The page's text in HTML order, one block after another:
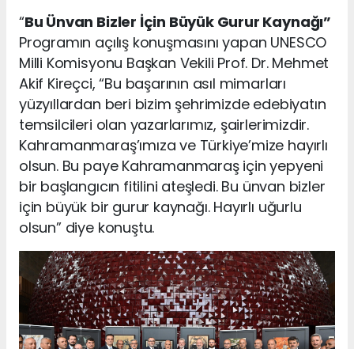
“Bu Ünvan Bizler İçin Büyük Gurur Kaynağı”
Programın açılış konuşmasını yapan UNESCO
Milli Komisyonu Başkan Vekili Prof. Dr. Mehmet
Akif Kireçci, “Bu başarının asıl mimarları
yüzyıllardan beri bizim şehrimizde edebiyatın
temsilcileri olan yazarlarımız, şairlerimizdir.
Kahramanmaraş’ımıza ve Türkiye’mize hayırlı
olsun. Bu paye Kahramanmaraş için yepyeni
bir başlangıcın fitilini ateşledi. Bu ünvan bizler
için büyük bir gurur kaynağı. Hayırlı uğurlu
olsun” diye konuştu.